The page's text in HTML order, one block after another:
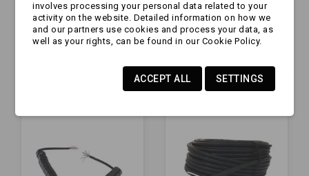
Przewód spiralny - 8
żył x 6,5m
Przewód YLYs - 13
żył - 8x1,50 + 5x2,50 |
GRUBY
involves processing your personal data related to your
activity on the website. Detailed information on how we
and our partners use cookies and process your data, as
well as your rights, can be found in our Cookie Policy.
SETTINGS
ACCEPT ALL